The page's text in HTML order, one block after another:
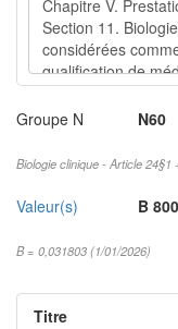
Groupe N N60
Biologie clinique - Article 24§1
Valeur(s) B 800
B = 0,031803 (1/01/2026)
Titre